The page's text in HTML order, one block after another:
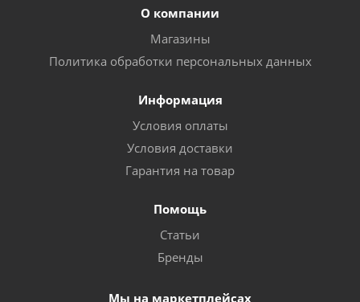
О компании
Магазины
Политика обработки персональных данных
Информация
Условия оплаты
Условия доставки
Гарантия на товар
Помощь
Статьи
Бренды
Мы на маркетплейсах